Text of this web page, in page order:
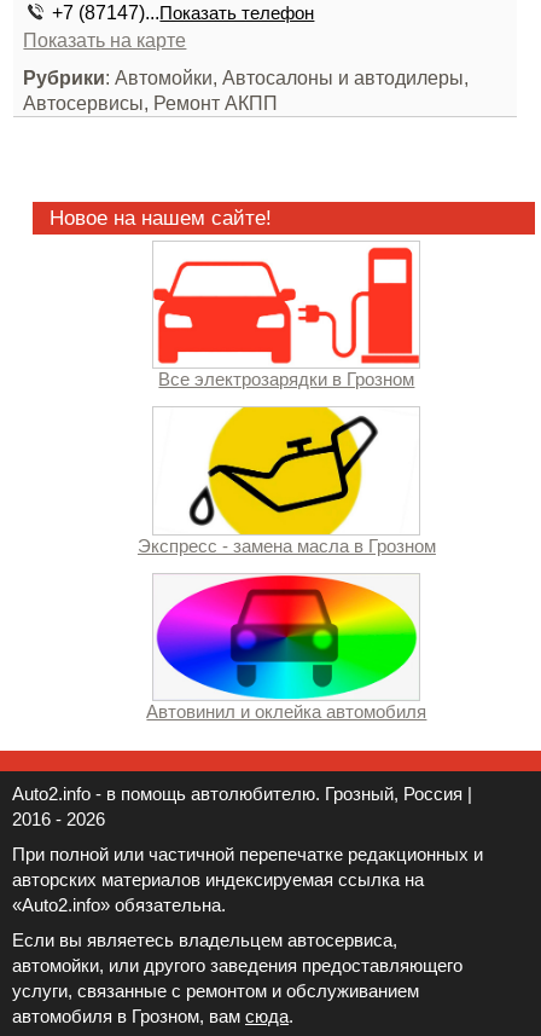
+7 (87147)...Показать телефон
Показать на карте
Рубрики: Автомойки, Автосалоны и автодилеры,
Автосервисы, Ремонт АКПП
Новое на нашем сайте!
Все электрозарядки в Грозном
Экспресс - замена масла в Грозном
Автовинил и оклейка автомобиля
Auto2.info - в помощь автолюбителю. Грозный, Россия |
2016 - 2026
При полной или частичной перепечатке редакционных и
авторских материалов индексируемая ссылка на
«Auto2.info» обязательна.
Если вы являетесь владельцем автосервиса,
автомойки, или другого заведения предоставляющего
услуги, связанные с ремонтом и обслуживанием
автомобиля в Грозном, вам сюда.